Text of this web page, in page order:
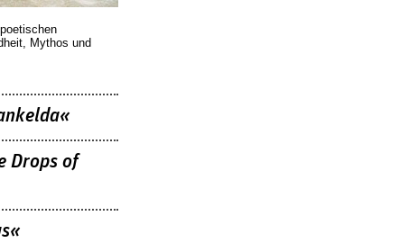
Mythos und
Drops of